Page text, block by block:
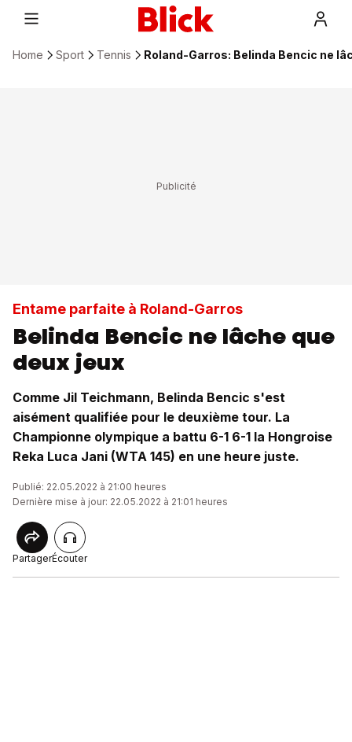
Home Sport Tennis Roland-Garros: Belinda Bencic ne
Entame parfaite à Roland-Garros
Belinda Bencic ne lâche que
deux jeux
Comme Jil Teichmann, Belinda Bencic s'est
aisément qualifiée pour le deuxième tour. La
Championne olympique a battu 6-1 6-1 la Hongroise
Reka Luca Jani (WTA 145) en une heure juste.
Publié: 22.05.2022 à 21:00 heures
Dernière mise à jour: 22.05.2022 à 21:01 heures
PartagerÉcouter